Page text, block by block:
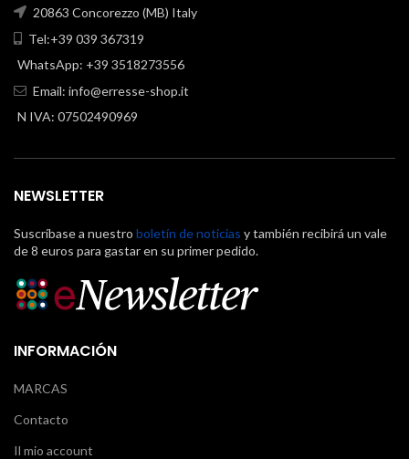
20863 Concorezzo (MB) Italy
Tel:+39 039 367319
WhatsApp: +39 3518273556
Email: info@erresse-shop.it
N IVA: 07502490969
NEWSLETTER
Suscríbase a nuestro boletín de noticias y también recibirá un vale
de 8 euros para gastar en su primer pedido.
INFORMACIÓN
MARCAS
Contacto
Il mio account